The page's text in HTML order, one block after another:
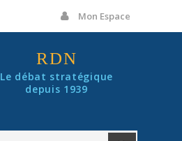
Mon Espace
RDN
Le débat stratégique
depuis 1939